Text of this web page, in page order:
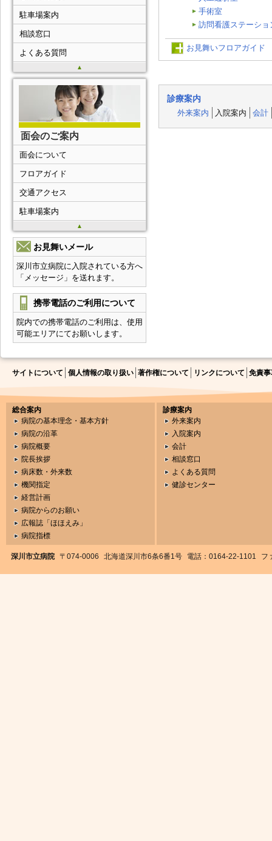
手術室
訪問看護ステーショ
お見舞いフロアガイド
診療案内
外来案内
入院案内 会計
▲
駐車場案内
相談窓口
よくある質問
面会のご案内
▲
面会について
フロアガイド
交通アクセス
駐車場案内
お見舞いメール
深川市立病院に入院されている方へ
「メッセージ」を送れます。
携帯電話のご利用について
院内での携帯電話のご利用は、使用
可能エリアにてお願いします。
サイトについて 個人情報の取り扱い 著作権について リンクについて 免責
総合案内
病院の基本理念・基本方針
病院の沿革
病院概要
院長挨拶
病床数・外来数
機関指定
経営計画
病院からのお願い
広報誌「ほほえみ」
病院指標
診療案内
外来案内
入院案内
会計
相談窓口
よくある質問
健診センター
深川市立病院 〒074-0006 北海道深川市6条6番1号 電話：0164-22-1101 フ